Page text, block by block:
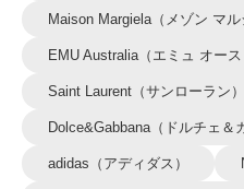
Maison Margiela（メゾン マル
EMU Australia（エミュ オース
Saint Laurent（サンローラン）
Dolce&Gabbana（ドルチェ＆
adidas（アディダス）